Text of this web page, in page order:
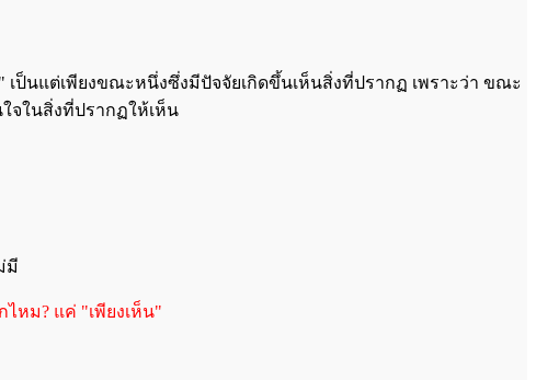
เป็นแต่เพียงขณะหนึ่งซึ่งมีปัจจัยเกิดขึ้นเห็นสิ่งที่ปรากฏ เพราะว่า ขณะ
จในสิ่งที่ปรากฏให้เห็น
มี
ไหม? แค่ "เพียงเห็น"